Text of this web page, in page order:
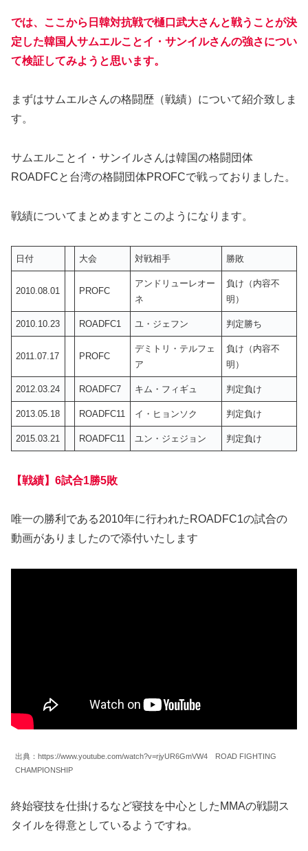
では、ここから日韓対抗戦で樋口武大さんと戦うことが決
定した韓国人サムエルことイ・サンイルさんの強さについ
て検証してみようと思います。
まずはサムエルさんの格闘歴（戦績）について紹介致しま
す。
サムエルことイ・サンイルさんは韓国の格闘団体
ROADFCと台湾の格闘団体PROFCで戦っておりました。
戦績についてまとめますとこのようになります。
日付 大会 対戦相手 勝敗
2010.08.01 PROFC
アンドリューレオー
ネ
負け（内容不
明）
2010.10.23 ROADFC1 ユ・ジェフン 判定勝ち
2011.07.17 PROFC
デミトリ・テルフェ
ア
負け（内容不
明）
2012.03.24 ROADFC7 キム・フィギュ 判定負け
2013.05.18 ROADFC11 イ・ヒョンソク 判定負け
2015.03.21 ROADFC11 ユン・ジェジョン 判定負け
【戦績】6試合1勝5敗
唯一の勝利である2010年に行われたROADFC1の試合の
動画がありましたので添付いたします
出典：https://www.youtube.com/watch?v=rjyUR6GmVW4 ROAD FIGHTING
CHAMPIONSHIP
終始寝技を仕掛けるなど寝技を中心としたMMAの戦闘ス
タイルを得意としているようですね。